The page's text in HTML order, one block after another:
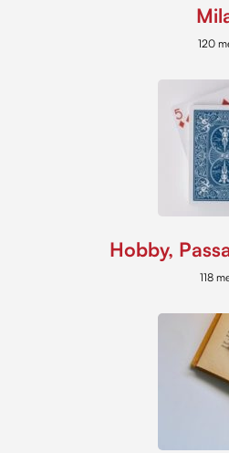
120
Hobby,
118